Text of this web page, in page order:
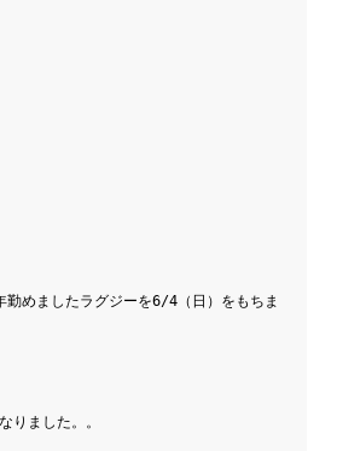
勤めましたラグジーを6/4（日）をもちま
りました。。